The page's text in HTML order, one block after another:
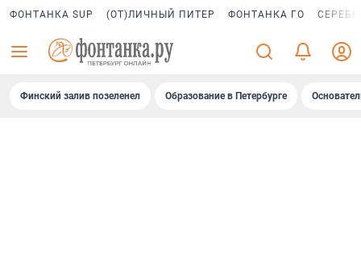
ФОНТАНКА SUP (ОТ)ЛИЧНЫЙ ПИТЕР ФОНТАНКА ГО
Финский залив позеленел Образование в Петербурге